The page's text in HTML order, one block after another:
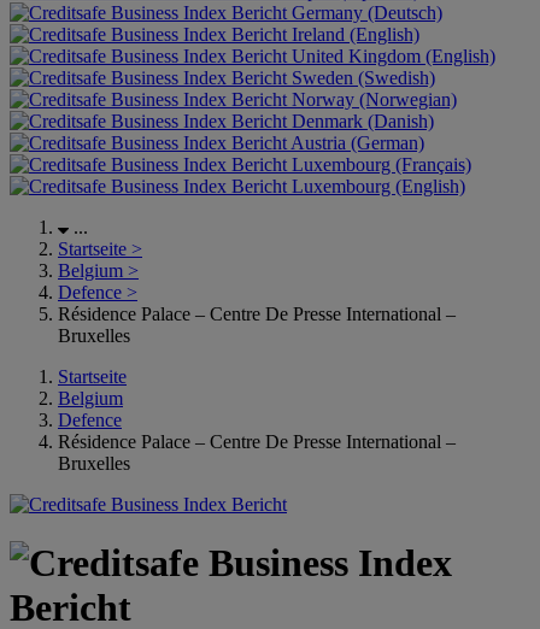
Germany (Deutsch)
Ireland (English)
United Kingdom (English)
Sweden (Swedish)
Norway (Norwegian)
Denmark (Danish)
Austria (German)
Luxembourg (Français)
Luxembourg (English)
...
Startseite >
Belgium >
Defence >
Résidence Palace – Centre De Presse International –
Bruxelles
Startseite
Belgium
Defence
Résidence Palace – Centre De Presse International –
Bruxelles